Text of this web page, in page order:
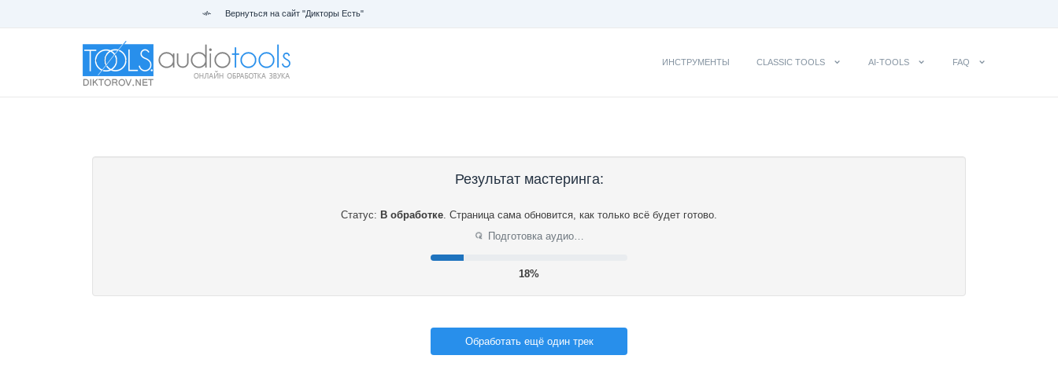
Вернуться на сайт "Дикторы Есть"
ИНСТРУМЕНТЫ CLASSIC TOOLS AI-TOOLS FAQ
Результат мастеринга:
Статус: В обработке. Страница сама обновится, как только всё будет готово.
⟳ Подготовка аудио…
18%
Обработать ещё один трек